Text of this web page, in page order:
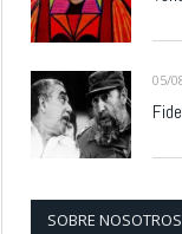
05/
SOBRE NOSOTROS